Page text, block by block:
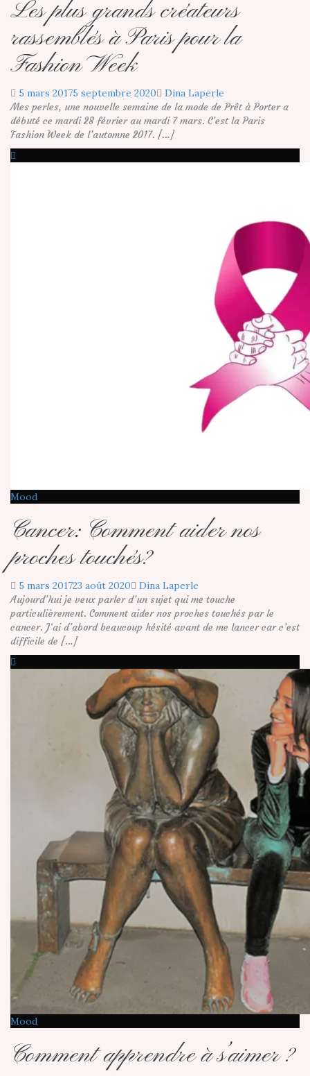
Les plus grands créateurs
rassemblés à Paris pour la
Fashion Week
5 mars 20175 septembre 2020
Dina Laperle
Mes perles, une nouvelle semaine de la mode de Prêt à Porter a
débuté ce mardi 28 février au mardi 7 mars. C’est la Paris
Fashion Week de l’automne 2017. […]
Mood
Cancer: Comment aider nos
proches touchés?
5 mars 201723 août 2020
Dina Laperle
Aujourd’hui je veux parler d’un sujet qui me touche
particulièrement. Comment aider nos proches touchés par le
cancer. J‘ai d’abord beaucoup hésité avant de me lancer car c’est
difficile de […]
Mood
Comment apprendre à s’aimer ?